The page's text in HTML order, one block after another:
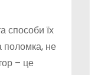
способи їх
поломка, не
– це